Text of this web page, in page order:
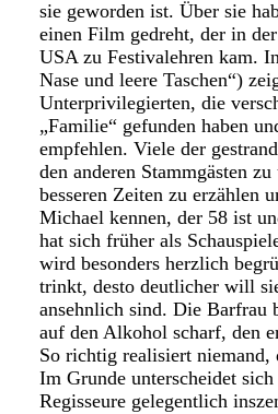
sie geworden ist. Über sie
einen Film gedreht, der in
USA zu Festivalehren kam.
Nase und leere Taschen“)
Unterprivilegierten, die
„Familie“ gefunden haben
empfehlen. Viele der
den anderen Stammgästen
besseren Zeiten zu erzählen
Michael kennen, der 58 ist
hat sich früher als
wird besonders herzlich
trinkt, desto deutlicher will
ansehnlich sind. Die Barfrau
auf den Alkohol scharf, den
So richtig realisiert niemand,
Im Grunde unterscheidet
Regisseure gelegentlich